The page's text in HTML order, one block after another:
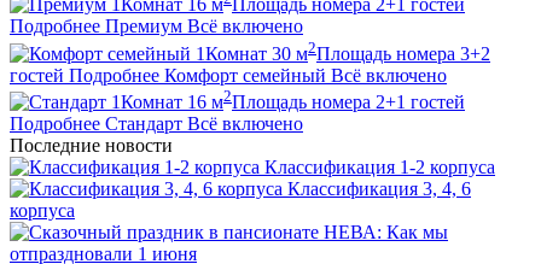
1Комнат 16 м Площадь номера 2+1 гостей
Подробнее Премиум Всё включено
1Комнат 30 м2Площадь номера 3+2
гостей Подробнее Комфорт семейный Всё включено
1Комнат 16 м2Площадь номера 2+1 гостей
Подробнее Стандарт Всё включено
Последние новости
Классификация 1-2 корпуса
Классификация 3, 4, 6
корпуса